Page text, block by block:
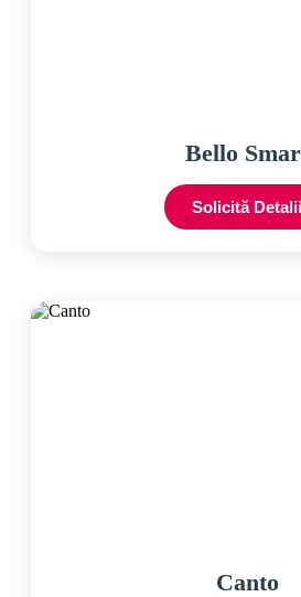
Bello
Solicită Detalii
Canto